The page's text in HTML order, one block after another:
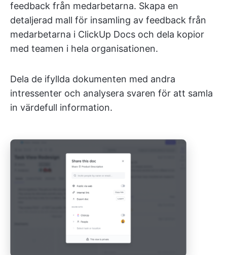
feedback från medarbetarna. Skapa en
detaljerad mall för insamling av feedback från
medarbetarna i ClickUp Docs och dela kopior
med teamen i hela organisationen.
Dela de ifyllda dokumenten med andra
intressenter och analysera svaren för att samla
in värdefull information.